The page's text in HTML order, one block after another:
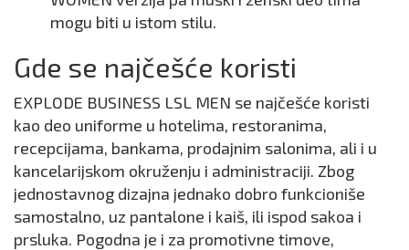
mogu biti u istom stilu.
Gde se najčešće koristi
EXPLODE BUSINESS LSL MEN se najčešće koristi
kao deo uniforme u hotelima, restoranima,
recepcijama, bankama, prodajnim salonima, ali i u
kancelarijskom okruženju i administraciji. Zbog
jednostavnog dizajna jednako dobro funkcioniše
samostalno, uz pantalone i kaiš, ili ispod sakoa i
prsluka. Pogodna je i za promotivne timove,